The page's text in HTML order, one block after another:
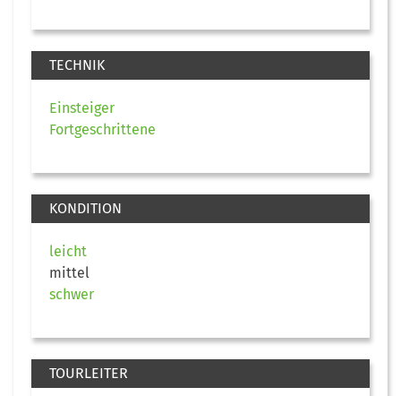
TECHNIK
Einsteiger
Fortgeschrittene
KONDITION
leicht
mittel
schwer
TOURLEITER